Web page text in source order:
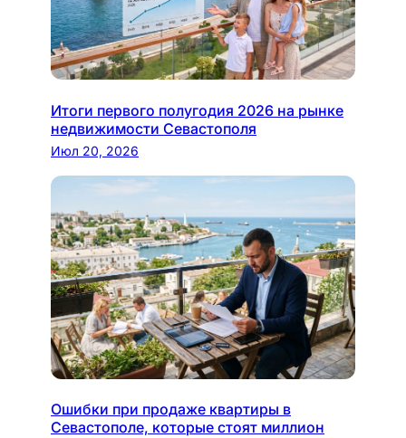
Итоги первого полугодия 2026 на рынке
недвижимости Севастополя
Июл 20, 2026
Ошибки при продаже квартиры в
Севастополе, которые стоят миллион